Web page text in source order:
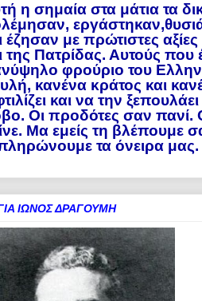
η σημαία στα μάτια τα
έζησαν με πρώτιστες
της Πατρίδας. Αυτούς που
φρούριο του
κανένα κράτος και
και να την
Οι προδότες σαν πανί.
Μα εμείς τη βλέπουμε
τα όνειρα μας.
ΙΩΝΟΣ ΔΡΑΓΟΥΜΗ